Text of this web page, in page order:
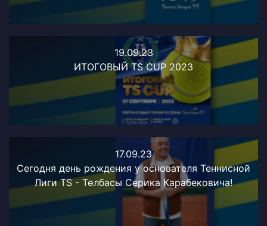
19.09.23
ИТОГОВЫЙ TS CUP 2023
17.09.23
Сегодня день рождения у основателя Теннисной
Лиги TS - Төлбасы Серика Карабековича!